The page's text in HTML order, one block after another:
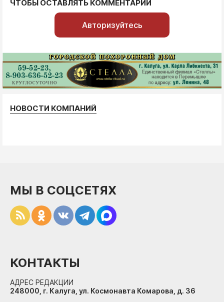
ЧТОБЫ ОСТАВЛЯТЬ КОММЕНТАРИИ
Авторизуйтесь
НОВОСТИ КОМПАНИЙ
МЫ В СОЦСЕТЯХ
КОНТАКТЫ
АДРЕС РЕДАКЦИИ
248000, г. Калуга, ул. Космонавта Комарова, д. 36